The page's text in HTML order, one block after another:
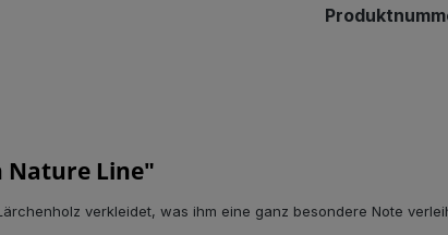
Line"
verkleidet, was ihm eine ganz besondere Note